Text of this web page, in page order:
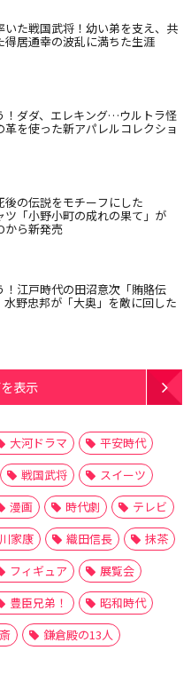
いた戦国武将！幼い弟を支え、共
得居通幸の波乱に満ちた生涯
！ダダ、エレキング…ウルトラ怪
革を使った新アパレルコレクショ
後の伝説をモチーフにした
ツ「小野小町の成れの果て」が
から新発売
！江戸時代の田沼意次「賄賂伝
水野忠邦が「大奥」を敵に回した
表示
大河ドラマ
平安時代
戦国武将
スイーツ
漫画 時代劇
テレビ
家康 織田信長
抹茶
フィギュア
展覧会
豊臣兄弟！
昭和時代
鎌倉殿の13人